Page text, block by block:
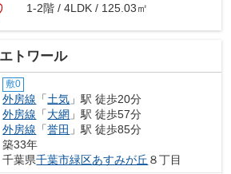
1-2階 / 4LDK / 125.03㎡
トワール
敷0
外房線 「土気 」駅 徒歩20分
外房線 「大網 」駅 徒歩57分
外房線 「誉田 」駅 徒歩85分
築33年
千葉県千葉市緑区あすみが丘 ８丁目